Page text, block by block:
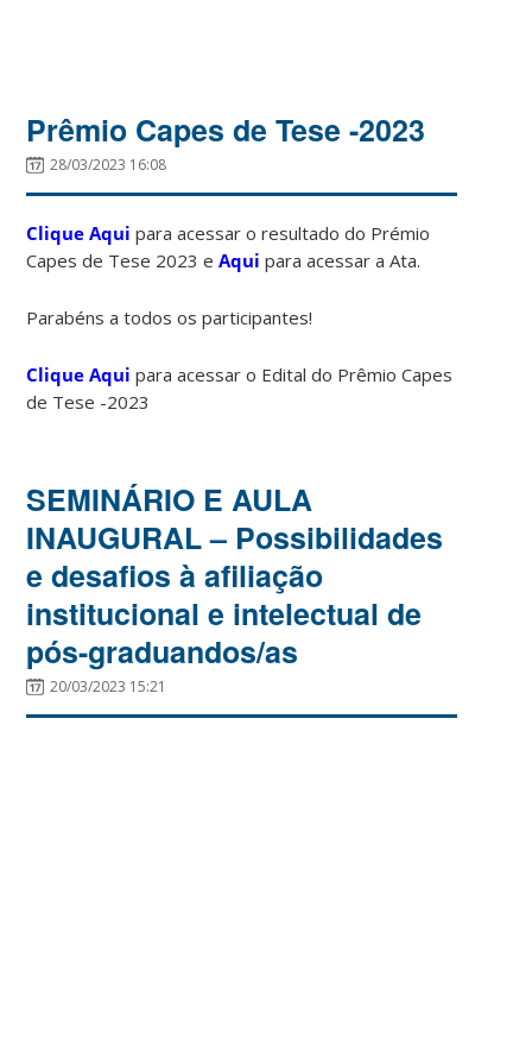
Prêmio Capes de Tese -2023
28/03/2023 16:08
Clique Aquipara acessar o resultado do Prémio
Capes de Tese 2023 eAqui para acessar a Ata.
Parabéns a todos os participantes!
Clique Aqui para acessar o Edital do Prêmio Capes
de Tese -2023
SEMINÁRIO E AULA
INAUGURAL – Possibilidades
e desafios à afiliação
institucional e intelectual de
pós-graduandos/as
20/03/2023 15:21